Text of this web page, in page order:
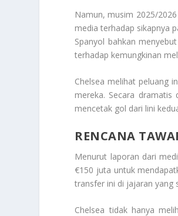
Namun, musim 2025/
media terhadap sikapnya
Spanyol bahkan
terhadap kemungkinan
Chelsea melihat peluang
mereka. Secara dramatis
mencetak gol dari lini
RENCANA
Menurut laporan dari
€150 juta untuk
transfer ini di jajaran yang
Chelsea tidak hanya